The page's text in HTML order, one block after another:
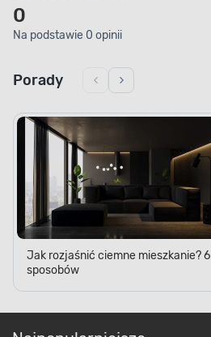
0
Na podstawie 0 opinii
Porady
Jak rozjaśnić ciemne mieszkanie? 6
sposobów